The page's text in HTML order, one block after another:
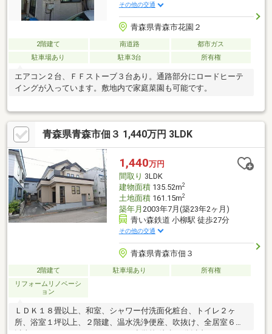
その他の交通
青森県青森市花園２
2階建て 南道路
都市ガス
駐車場あり
駐車3台 所有権
エアコン２台、ＦＦストーブ３台あり。通路部分にロードヒーテ
イングが入っています。敷地内で家庭菜園も可能です。
青森県青森市佃３ 1,440万円 3LDK
1,440万円
間取り 3LDK
建物面積135.52m2
土地面積161.15m2
築年月 2003年7月(築23年2ヶ月)
青い森鉄道 小柳駅 徒歩27分
その他の交通
青森県青森市佃３
2階建て 駐車場あり
所有権
リフォームリノベーシ
ョン
ＬＤＫ１８畳以上、和室、シャワー付洗面化粧台、トイレ２ヶ
所、浴室１坪以上、２階建、温水洗浄便座、吹抜け、全居室６畳